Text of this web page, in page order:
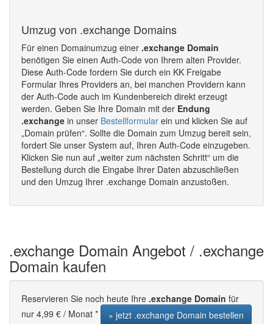
Umzug von .exchange Domains
Für einen Domainumzug einer .exchange Domain
benötigen Sie einen Auth-Code von Ihrem alten Provider.
Diese Auth-Code fordern Sie durch ein KK Freigabe
Formular Ihres Providers an, bei manchen Providern kann
der Auth-Code auch im Kundenbereich direkt erzeugt
werden. Geben Sie Ihre Domain mit der Endung
.exchange in unser Bestellformular ein und klicken Sie auf
„Domain prüfen“. Sollte die Domain zum Umzug bereit sein,
fordert Sie unser System auf, Ihren Auth-Code einzugeben.
Klicken Sie nun auf „weiter zum nächsten Schritt“ um die
Bestellung durch die Eingabe Ihrer Daten abzuschließen
und den Umzug Ihrer .exchange Domain anzustoßen.
.exchange Domain Angebot / .exchange
Domain kaufen
Reservieren Sie noch heute Ihre .exchange Domain für
nur 4,99 € / Monat *
» jetzt .exchange Domain bestellen